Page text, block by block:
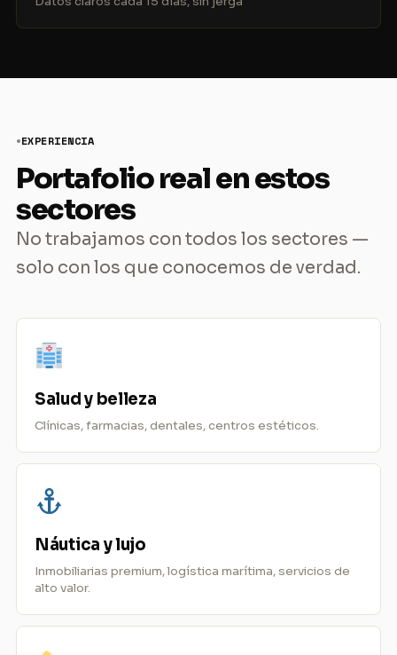
EXPERIENCIA
Portafolio real en estos
sectores
No trabajamos con todos los sectores —
solo con los que conocemos de verdad.
Salud y belleza
Clínicas, farmacias, dentales, centros estéticos.
Náutica y lujo
Inmobiliarias premium, logística marítima, servicios de
alto valor.